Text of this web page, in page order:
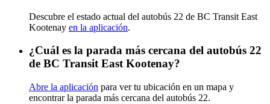
Descubre el estado actual del autobús 22 de BC Transit East
Kootenay en la aplicación.
¿Cuál es la parada más cercana del autobús 22
de BC Transit East Kootenay?
Abre la aplicación para ver tu ubicación en un mapa y
encontrar la parada más cercana del autobús 22.